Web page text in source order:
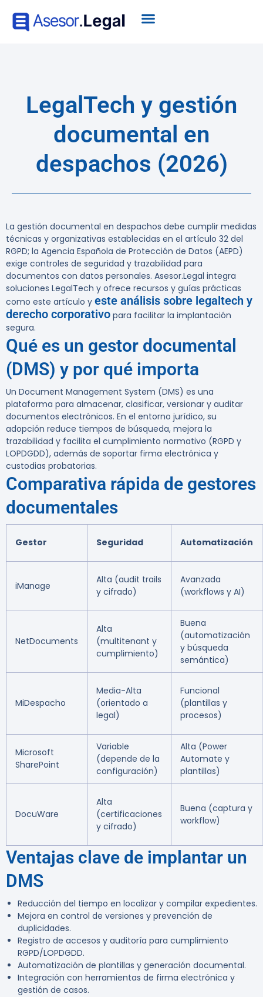
LegalTech y gestión
documental en
despachos (2026)
La gestión documental en despachos debe cumplir medidas
técnicas y organizativas establecidas en el artículo 32 del
RGPD; la Agencia Española de Protección de Datos (AEPD)
exige controles de seguridad y trazabilidad para
documentos con datos personales. Asesor.Legal integra
soluciones LegalTech y ofrece recursos y guías prácticas
como este artículo y este análisis sobre legaltech y
derecho corporativo para facilitar la implantación
segura.
Qué es un gestor documental
(DMS) y por qué importa
Un Document Management System (DMS) es una
plataforma para almacenar, clasificar, versionar y auditar
documentos electrónicos. En el entorno jurídico, su
adopción reduce tiempos de búsqueda, mejora la
trazabilidad y facilita el cumplimiento normativo (RGPD y
LOPDGDD), además de soportar firma electrónica y
custodias probatorias.
Comparativa rápida de gestores
documentales
Gestor Seguridad Automatización
iManage
Alta (audit trails
y cifrado)
Avanzada
(workflows y AI)
NetDocuments
Alta
(multitenant y
cumplimiento)
Buena
(automatización
y búsqueda
semántica)
MiDespacho
Media-Alta
(orientado a
legal)
Funcional
(plantillas y
procesos)
Microsoft
SharePoint
Variable
(depende de la
configuración)
Alta (Power
Automate y
plantillas)
DocuWare
Alta
(certificaciones
y cifrado)
Buena (captura y
workflow)
Ventajas clave de implantar un
DMS
Reducción del tiempo en localizar y compilar expedientes.
Mejora en control de versiones y prevención de
duplicidades.
Registro de accesos y auditoría para cumplimiento
RGPD/LOPDGDD.
Automatización de plantillas y generación documental.
Integración con herramientas de firma electrónica y
gestión de casos.